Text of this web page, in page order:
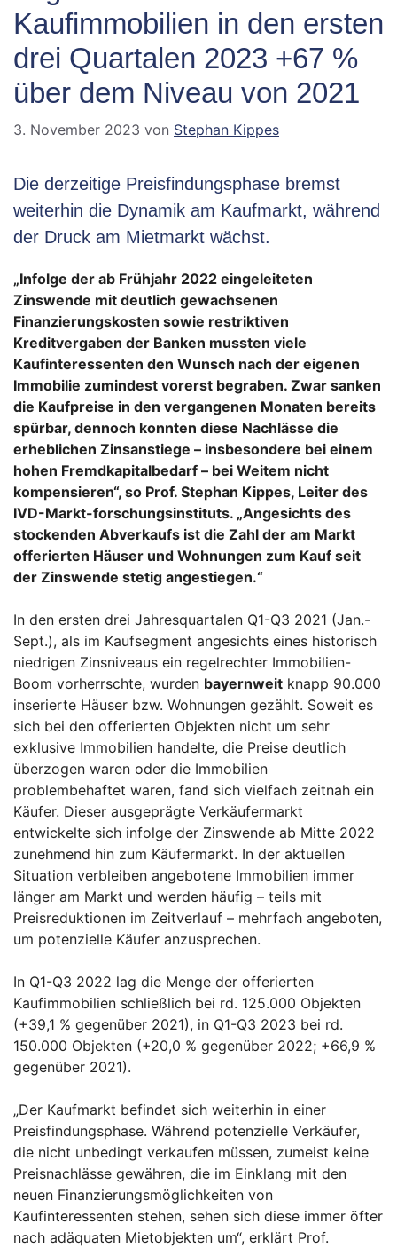
Kaufimmobilien in den ersten
drei Quartalen 2023 +67 %
über dem Niveau von 2021
3. November 2023 von Stephan Kippes
Die derzeitige Preisfindungsphase bremst
weiterhin die Dynamik am Kaufmarkt, während
der Druck am Mietmarkt wächst.
„Infolge der ab Frühjahr 2022 eingeleiteten
Zinswende mit deutlich gewachsenen
Finanzierungskosten sowie restriktiven
Kreditvergaben der Banken mussten viele
Kaufinteressenten den Wunsch nach der eigenen
Immobilie zumindest vorerst begraben. Zwar sanken
die Kaufpreise in den vergangenen Monaten bereits
spürbar, dennoch konnten diese Nachlässe die
erheblichen Zinsanstiege – insbesondere bei einem
hohen Fremdkapitalbedarf – bei Weitem nicht
kompensieren“, so Prof. Stephan Kippes, Leiter des
IVD-Markt-forschungsinstituts. „Angesichts des
stockenden Abverkaufs ist die Zahl der am Markt
offerierten Häuser und Wohnungen zum Kauf seit
der Zinswende stetig angestiegen.“
In den ersten drei Jahresquartalen Q1-Q3 2021 (Jan.-
Sept.), als im Kaufsegment angesichts eines historisch
niedrigen Zinsniveaus ein regelrechter Immobilien-
Boom vorherrschte, wurden bayernweit knapp 90.000
inserierte Häuser bzw. Wohnungen gezählt. Soweit es
sich bei den offerierten Objekten nicht um sehr
exklusive Immobilien handelte, die Preise deutlich
überzogen waren oder die Immobilien
problembehaftet waren, fand sich vielfach zeitnah ein
Käufer. Dieser ausgeprägte Verkäufermarkt
entwickelte sich infolge der Zinswende ab Mitte 2022
zunehmend hin zum Käufermarkt. In der aktuellen
Situation verbleiben angebotene Immobilien immer
länger am Markt und werden häufig – teils mit
Preisreduktionen im Zeitverlauf – mehrfach angeboten,
um potenzielle Käufer anzusprechen.
In Q1-Q3 2022 lag die Menge der offerierten
Kaufimmobilien schließlich bei rd. 125.000 Objekten
(+39,1 % gegenüber 2021), in Q1-Q3 2023 bei rd.
150.000 Objekten (+20,0 % gegenüber 2022; +66,9 %
gegenüber 2021).
„Der Kaufmarkt befindet sich weiterhin in einer
Preisfindungsphase. Während potenzielle Verkäufer,
die nicht unbedingt verkaufen müssen, zumeist keine
Preisnachlässe gewähren, die im Einklang mit den
neuen Finanzierungsmöglichkeiten von
Kaufinteressenten stehen, sehen sich diese immer öfter
nach adäquaten Mietobjekten um“, erklärt Prof.